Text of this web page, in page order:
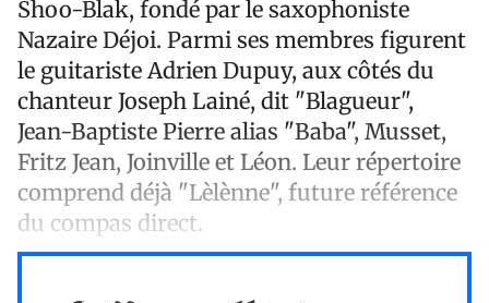
Shoo-Blak, fondé par le saxophoniste
Nazaire Déjoi. Parmi ses membres figurent
le guitariste Adrien Dupuy, aux côtés du
chanteur Joseph Lainé, dit "Blagueur",
Jean-Baptiste Pierre alias "Baba", Musset,
Fritz Jean, Joinville et Léon. Leur répertoire
comprend déjà "Lèlènne", future référence
du compas direct.